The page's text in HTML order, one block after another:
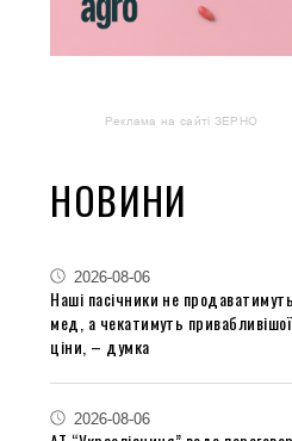
Реклама на сайті ЗЕРНО
НОВИНИ
2026-08-06
Наші пасічники не продаватимуть
мед, а чекатимуть привабливішої
ціни, – думка
2026-08-06